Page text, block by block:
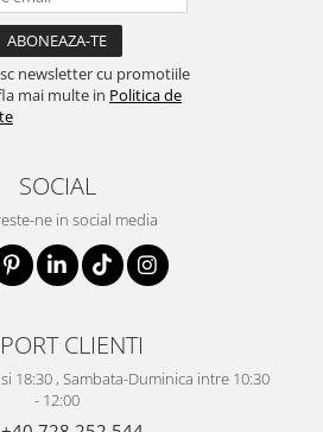
newsletter cu promotiile
mai multe in Politica de
SOCIAL
ne in social media
CLIENTI
18:30 , Sambata-Duminica intre 10:30
- 12:00